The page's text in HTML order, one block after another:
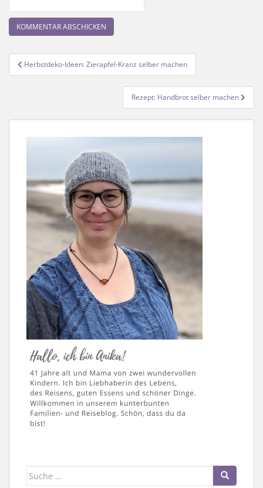
Beitragsnavigation
Herbstdeko-Ideen: Zierapfel-Kranz selber machen
Rezept: Handbrot selber machen
Suche